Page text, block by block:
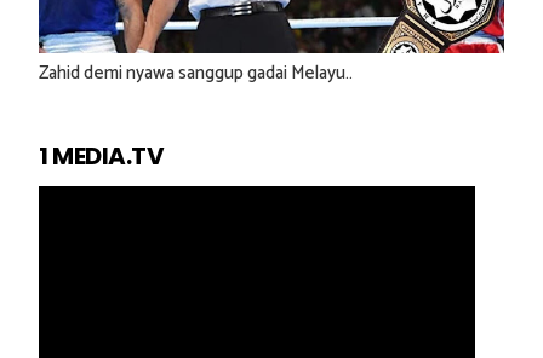
Zahid demi nyawa sanggup gadai Melayu..
1 MEDIA.TV